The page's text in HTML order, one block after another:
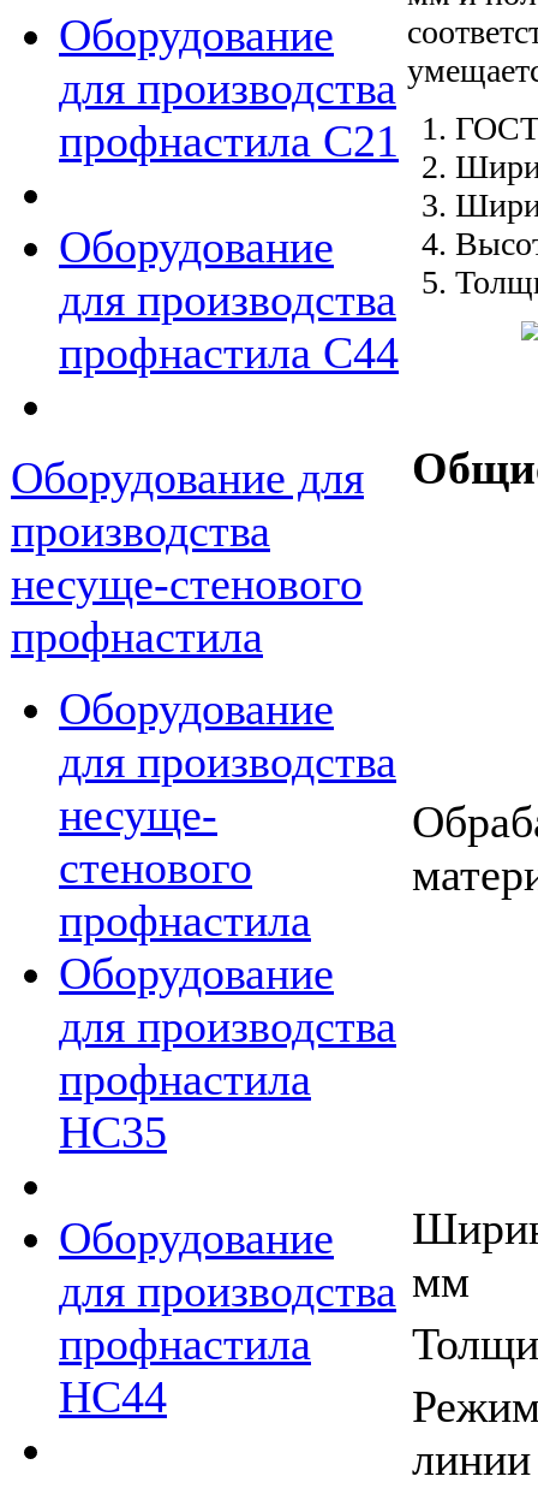
Оборудование
для производства
профнастила С21
Оборудование
для производства
профнастила С44
Оборудование для
производства
несуще-стенового
профнастила
Оборудование
для производства
несуще-
стенового
профнастила
Оборудование
для производства
профнастила
НС35
Оборудование
для производства
профнастила
НС44
ГОСТ
мм
линии